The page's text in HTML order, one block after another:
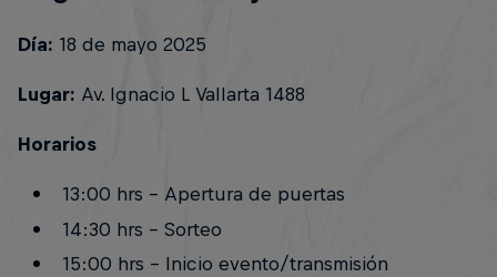
Día: 18 de mayo 2025
Lugar: Av. Ignacio L Vallarta 1488
Horarios
13:00 hrs - Apertura de puertas
14:30 hrs - Sorteo
15:00 hrs - Inicio evento/transmisión